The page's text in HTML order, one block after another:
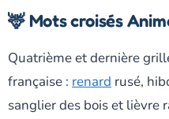
🦌 Mots croisés
Quatrième et dernière
française : renard rusé,
sanglier des bois et lièvre